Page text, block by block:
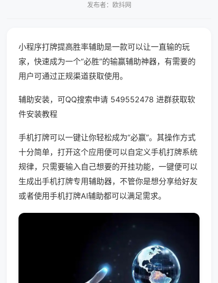
发布者：欧抖网
小程序打牌提高胜率辅助是一款可以让一直输的玩
家，快速成为一个“必胜”的输赢辅助神器，有需要的
用户可通过正规渠道获取使用。
辅助安装，可QQ搜索申请 549552478 进群获取软
件安装教程
手机打牌可以一键让你轻松成为“必赢”。其操作方式
十分简单，打开这个应用便可以自定义手机打牌系统
规律，只需要输入自己想要的开挂功能，一键便可以
生成出手机打牌专用辅助器，不管你是想分享给好友
或者使用手机打牌AI辅助都可以满足需求。